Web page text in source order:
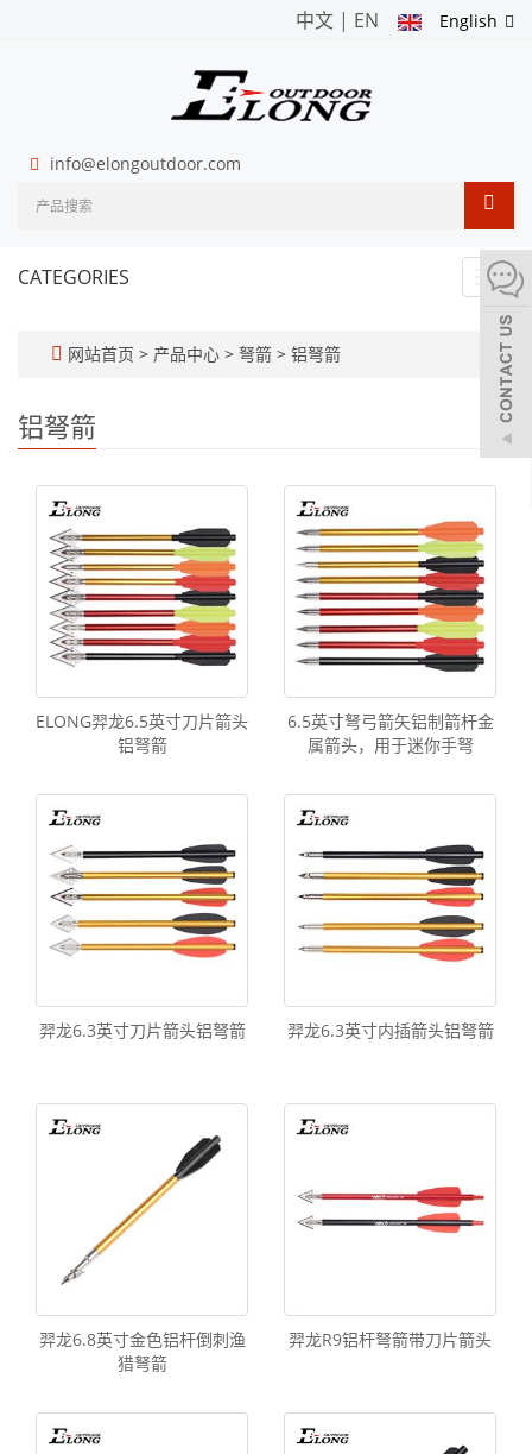
English
中文 | EN
info@elongoutdoor.com
CATEGORIES
网站首页 > 产品中心 > 弩箭 > 铝弩箭
铝弩箭
ELONG羿龙6.5英寸刀片箭头
铝弩箭
6.5英寸弩弓箭矢铝制箭杆金
属箭头，用于迷你手弩
羿龙6.3英寸刀片箭头铝弩箭 羿龙6.3英寸内插箭头铝弩箭
羿龙6.8英寸金色铝杆倒刺渔
猎弩箭
羿龙R9铝杆弩箭带刀片箭头